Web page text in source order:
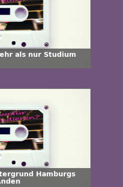
als nur Studium
Hamburgs